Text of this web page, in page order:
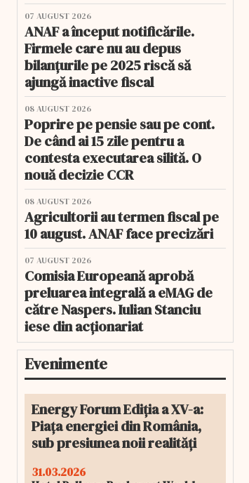
07 AUGUST 2026
ANAF a început notificările.
Firmele care nu au depus
bilanțurile pe 2025 riscă să
ajungă inactive fiscal
08 AUGUST 2026
Poprire pe pensie sau pe cont.
De când ai 15 zile pentru a
contesta executarea silită. O
nouă decizie CCR
08 AUGUST 2026
Agricultorii au termen fiscal pe
10 august. ANAF face precizări
07 AUGUST 2026
Comisia Europeană aprobă
preluarea integrală a eMAG de
către Naspers. Iulian Stanciu
iese din acționariat
Evenimente
Energy Forum Ediția a XV-a:
Piața energiei din România,
sub presiunea noii realități
31.03.2026